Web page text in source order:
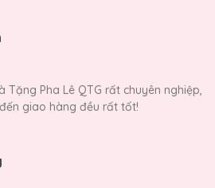
Tặng Pha Lê QTG rất chuyên nghiệp,
giao hàng đều rất tốt!